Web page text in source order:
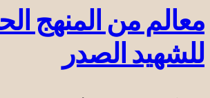
معالم من المنهج
للشهيد الصدر